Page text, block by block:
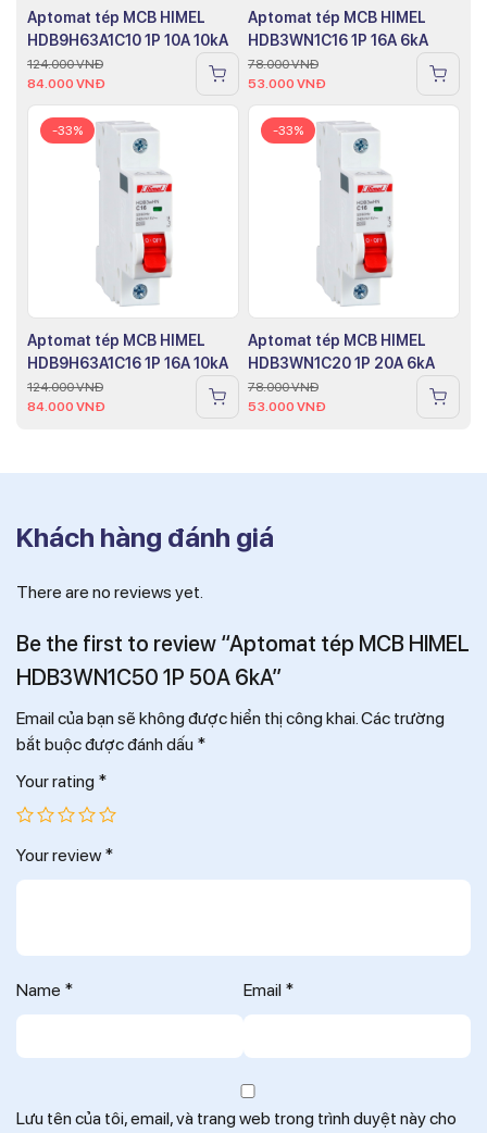
Aptomat tép MCB HIMEL
HDB9H63A1C10 1P 10A 10kA
124.000VNĐ
84.000 VNĐ
Aptomat tép MCB HIMEL
HDB3WN1C16 1P 16A 6kA
78.000VNĐ
53.000 VNĐ
-33%
Aptomat tép MCB HIMEL
HDB9H63A1C16 1P 16A 10kA
124.000VNĐ
84.000 VNĐ
-33%
Aptomat tép MCB HIMEL
HDB3WN1C20 1P 20A 6kA
78.000VNĐ
53.000 VNĐ
Khách hàng đánh giá
There are no reviews yet.
Be the first to review “Aptomat tép MCB HIMEL
HDB3WN1C50 1P 50A 6kA”
Email của bạn sẽ không được hiển thị công khai.Các trường
bắt buộc được đánh dấu *
Your rating *
Your review *
Name * Email *
Lưu tên của tôi, email, và trang web trong trình duyệt này cho